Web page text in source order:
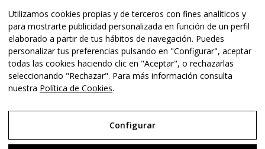
Copyright © 2025 Conexia Studio. Todos los derechos reservados. |
Diseñado por
Utilizamos cookies propias y de terceros con fines analíticos y
para mostrarte publicidad personalizada en función de un perfil
elaborado a partir de tus hábitos de navegación. Puedes
personalizar tus preferencias pulsando en "Configurar", aceptar
todas las cookies haciendo clic en "Aceptar", o rechazarlas
seleccionando "Rechazar". Para más información consulta
nuestra Política de Cookies.
Configurar
Aviso Legal